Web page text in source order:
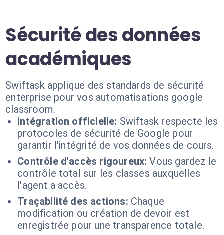
Sécurité des données
académiques
Swiftask applique des standards de sécurité
enterprise pour vos automatisations google
classroom.
Intégration officielle: Swiftask respecte les
protocoles de sécurité de Google pour
garantir l'intégrité de vos données de cours.
Contrôle d'accès rigoureux: Vous gardez le
contrôle total sur les classes auxquelles
l'agent a accès.
Traçabilité des actions: Chaque
modification ou création de devoir est
enregistrée pour une transparence totale.